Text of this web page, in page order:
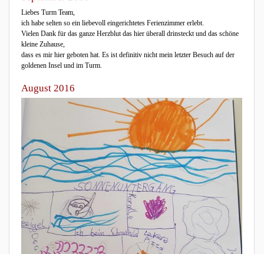
Liebes Turm Team,
ich habe selten so ein liebevoll eingerichtetes Ferienzimmer erlebt.
Vielen Dank für das ganze Herzblut das hier überall drinsteckt und das schöne
kleine Zuhause,
dass es mir hier geboten hat. Es ist definitiv nicht mein letzter Besuch auf der
goldenen Insel und im Turm.
August 2016